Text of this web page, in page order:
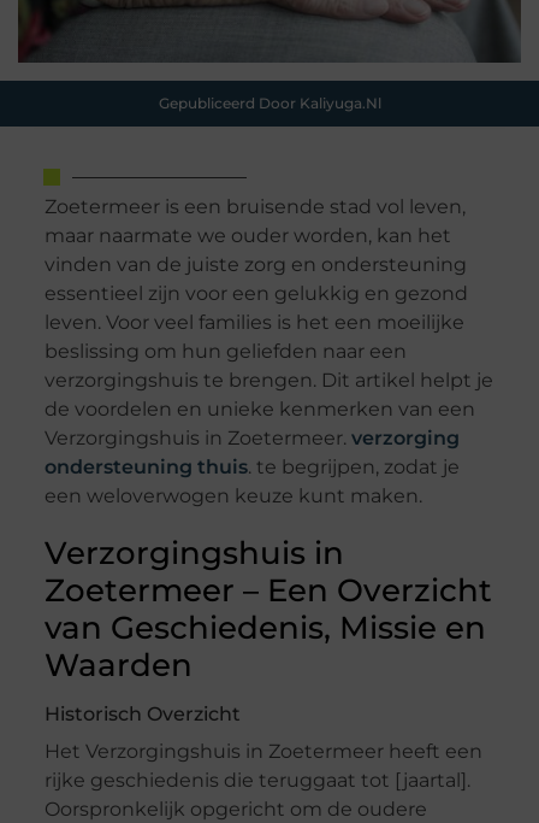
Gepubliceerd Door Kaliyuga.nl
Zoetermeer is een bruisende stad vol leven,
maar naarmate we ouder worden, kan het
vinden van de juiste zorg en ondersteuning
essentieel zijn voor een gelukkig en gezond
leven. Voor veel families is het een moeilijke
beslissing om hun geliefden naar een
verzorgingshuis te brengen. Dit artikel helpt je
de voordelen en unieke kenmerken van een
Verzorgingshuis in Zoetermeer. verzorging
ondersteuning thuis. te begrijpen, zodat je
een weloverwogen keuze kunt maken.
Verzorgingshuis in
Zoetermeer – Een Overzicht
van Geschiedenis, Missie en
Waarden
Historisch Overzicht
Het Verzorgingshuis in Zoetermeer heeft een
rijke geschiedenis die teruggaat tot [jaartal].
Oorspronkelijk opgericht om de oudere